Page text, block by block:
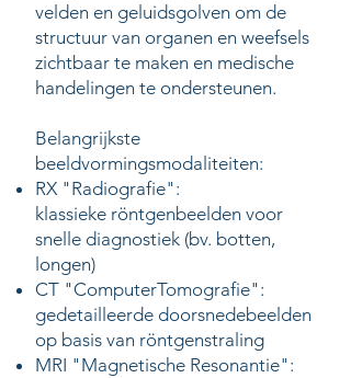
velden en geluidsgolven om de
structuur van organen en weefsels
zichtbaar te maken en medische
handelingen te ondersteunen.
Belangrijkste
beeldvormingsmodaliteiten:
RX "Radiografie":
klassieke röntgenbeelden voor
snelle diagnostiek (bv. botten,
longen)
CT "ComputerTomografie":
gedetailleerde doorsnedebeelden
op basis van röntgenstraling
MRI "Magnetische Resonantie":